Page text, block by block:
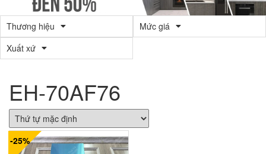
Thương hiệu
Mức giá
Xuất xứ
EH-70AF76
-25%